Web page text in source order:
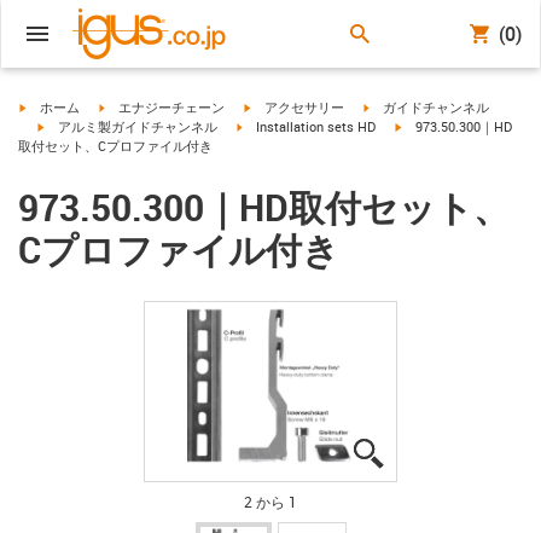
(0)
igus-icon-arrow-right
ホーム igus-icon-arrow-right
エナジーチェーン igus-icon-arrow-right
アクセサリー igus-icon-arrow-right
ガイドチャンネル
igus-icon-arrow-right
アルミ製ガイドチャンネル igus-icon-arrow-right
Installation sets HD igus-icon-arrow-right
973.50.300｜HD
取付セット、Cプロファイル付き
973.50.300｜HD取付セット、
Cプロファイル付き
2 から 1